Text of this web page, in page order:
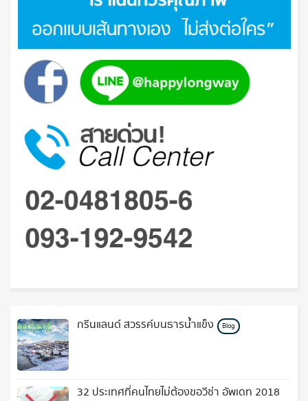
กรีนแลนด์ สวรรค์บนธารน้ำแข็ง Blog
32 ประเทศที่คนไทยไม่ต้องขอวีซ่า อัพเดท 2018